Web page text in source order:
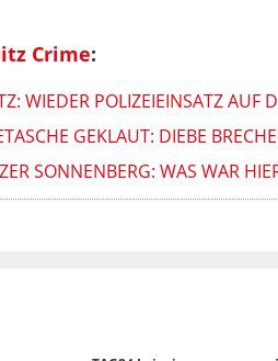
Crime:
WIEDER POLIZEIEINSATZ AUF
GEKLAUT: DIEBE
SONNENBERG: WAS WAR